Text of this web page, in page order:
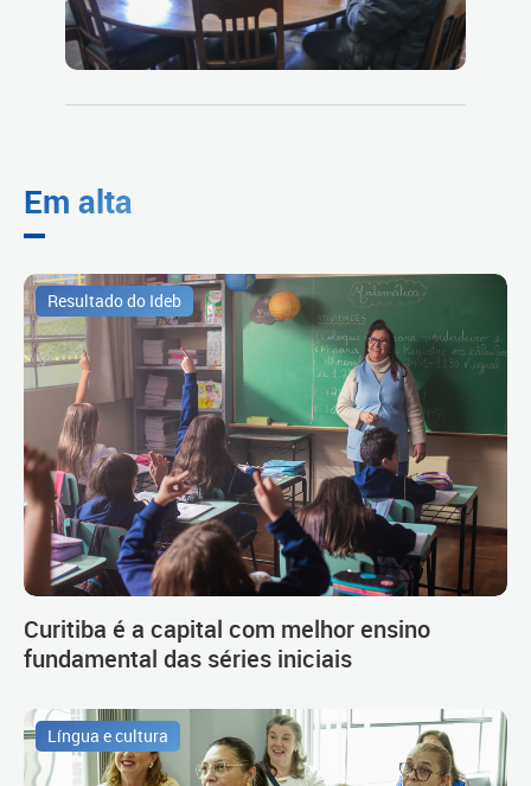
Em alta
Resultado do Ideb
Curitiba é a capital com melhor ensino
fundamental das séries iniciais
Língua e cultura